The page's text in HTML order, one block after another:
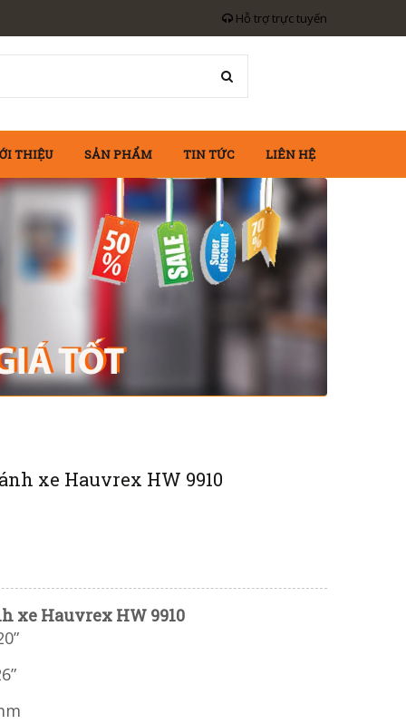
Hỗ trợ trực tuyến
THIỆU SẢN PHẨM TIN TỨC LIÊN HỆ
xe Hauvrex HW 9910
xe Hauvrex HW 9910